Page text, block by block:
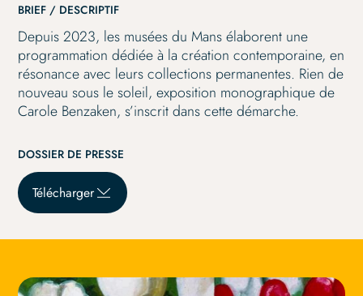
BRIEF / DESCRIPTIF
Depuis 2023, les musées du Mans élaborent une
programmation dédiée à la création contemporaine, en
résonance avec leurs collections permanentes. Rien de
nouveau sous le soleil, exposition monographique de
Carole Benzaken, s’inscrit dans cette démarche.
DOSSIER DE PRESSE
Télécharger